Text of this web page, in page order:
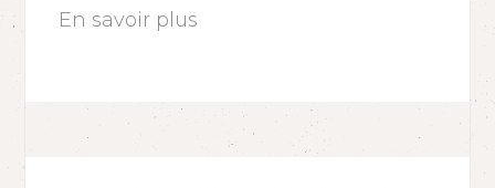
En savoir plus